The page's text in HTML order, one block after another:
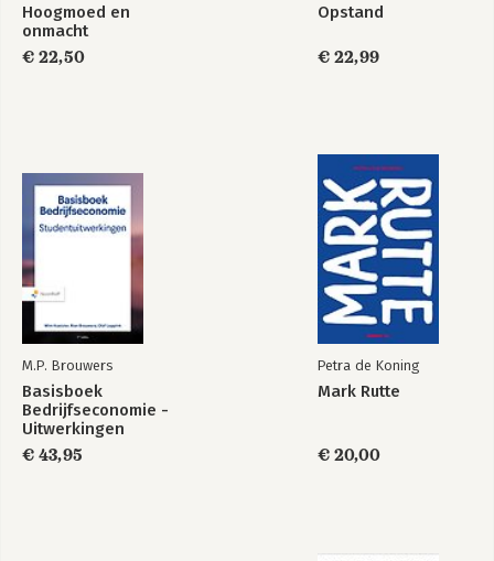
Wat is geluk?
Kapitalisme zonder
remmen
Bekijk alle boeken
Hoogmoed en
onmacht
€ 22,50
Opstand
€ 22,99
M.P. Brouwers
Basisboek
Bedrijfseconomie -
Uitwerkingen
€ 43,95
Petra de Koning
Mark Rutte
€ 20,00